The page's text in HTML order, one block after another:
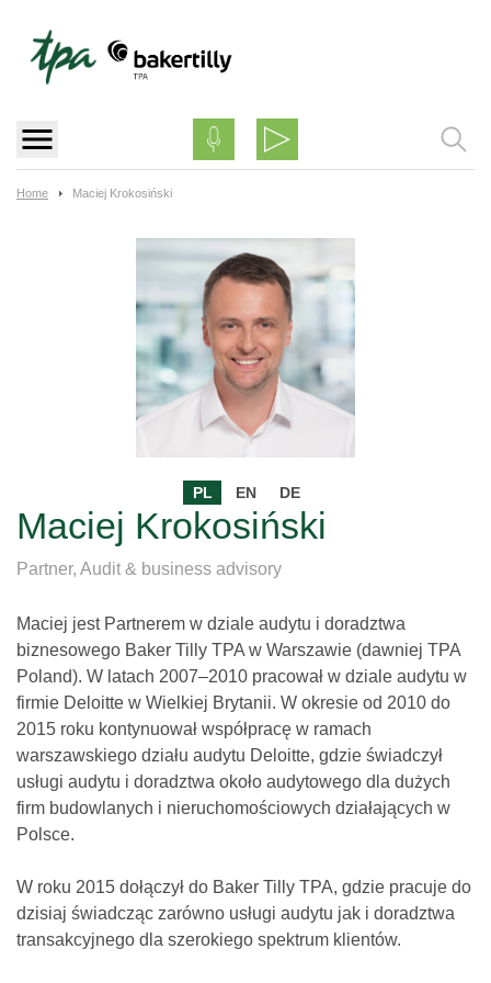
content
Home Maciej Krokosiński
PL EN DE
Maciej Krokosiński
Partner, Audit & business advisory
Maciej jest Partnerem w dziale audytu i doradztwa
biznesowego Baker Tilly TPA w Warszawie (dawniej TPA
Poland). W latach 2007–2010 pracował w dziale audytu w
firmie Deloitte w Wielkiej Brytanii. W okresie od 2010 do
2015 roku kontynuował współpracę w ramach
warszawskiego działu audytu Deloitte, gdzie świadczył
usługi audytu i doradztwa około audytowego dla dużych
firm budowlanych i nieruchomościowych działających w
Polsce.
W roku 2015 dołączył do Baker Tilly TPA, gdzie pracuje do
dzisiaj świadcząc zarówno usługi audytu jak i doradztwa
transakcyjnego dla szerokiego spektrum klientów.